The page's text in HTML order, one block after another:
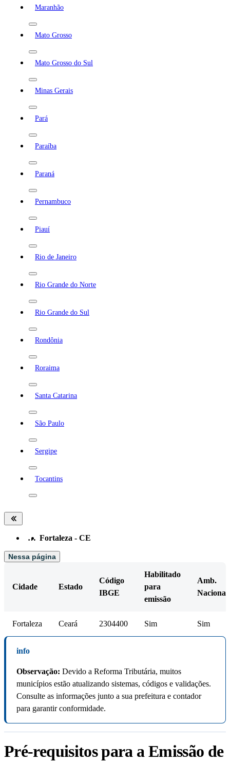
Maranhão
Mato Grosso
Mato Grosso do Sul
Minas Gerais
Pará
Paraíba
Paraná
Pernambuco
Piauí
Rio de Janeiro
Rio Grande do Norte
Rio Grande do Sul
Rondônia
Roraima
Santa Catarina
São Paulo
Sergipe
Tocantins
… Fortaleza - CE
Nessa página
Cidade Estado
Código
IBGE
Habilitado
para
emissão
Amb.
Nacional
Fortaleza Ceará 2304400 Sim Sim
info
Observação: Devido a Reforma Tributária, muitos
municípios estão atualizando sistemas, códigos e validações.
Consulte as informações junto a sua prefeitura e contador
para garantir conformidade.
Pré-requisitos para a Emissão de